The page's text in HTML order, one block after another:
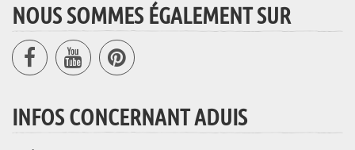
NOUS SOMMES ÉGALEMENT SUR
INFOS CONCERNANT ADUIS